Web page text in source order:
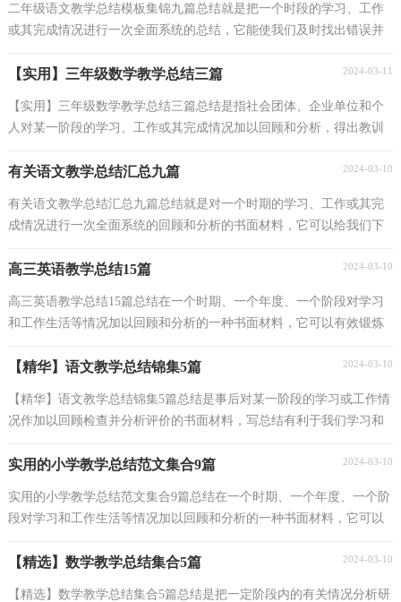
二年级语文教学总结模板集锦九篇总结就是把一个时段的学习、工作
或其完成情况进行一次全面系统的总结，它能使我们及时找出错误并
【实用】三年级数学教学总结三篇 2024-03-11
【实用】三年级数学教学总结三篇总结是指社会团体、企业单位和个
人对某一阶段的学习、工作或其完成情况加以回顾和分析，得出教训
有关语文教学总结汇总九篇 2024-03-10
有关语文教学总结汇总九篇总结就是对一个时期的学习、工作或其完
成情况进行一次全面系统的回顾和分析的书面材料，它可以给我们下
高三英语教学总结15篇 2024-03-10
高三英语教学总结15篇总结在一个时期、一个年度、一个阶段对学习
和工作生活等情况加以回顾和分析的一种书面材料，它可以有效锻炼
【精华】语文教学总结锦集5篇 2024-03-10
【精华】语文教学总结锦集5篇总结是事后对某一阶段的学习或工作情
况作加以回顾检查并分析评价的书面材料，写总结有利于我们学习和
实用的小学教学总结范文集合9篇 2024-03-10
实用的小学教学总结范文集合9篇总结在一个时期、一个年度、一个阶
段对学习和工作生活等情况加以回顾和分析的一种书面材料，它可以
【精选】数学教学总结集合5篇 2024-03-10
【精选】数学教学总结集合5篇总结是把一定阶段内的有关情况分析研